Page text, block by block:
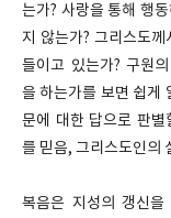
는가? 사랑을 통해 행
지 않는가? 그리스도
들이고 있는가? 구원
을 하는가를 보면 쉽게
문에 대한 답으로 판별
를 믿음, 그리스도인의
복음은 지성의 갱신